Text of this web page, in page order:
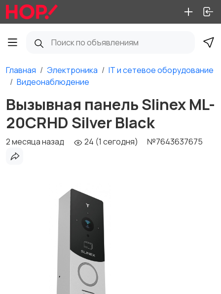
Главная Электроника
IT и сетевое оборудование
Видеонаблюдение
Вызывная панель Slinex ML-
20CRHD Silver Black
2 месяца назад 24 (1 сегодня) №7643637675